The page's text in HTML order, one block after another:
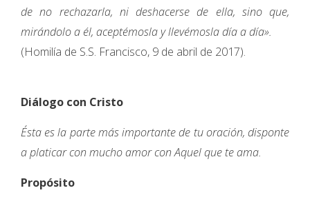
de no rechazarla, ni deshacerse de ella, sino que,
mirándolo a él, aceptémosla y llevémosla día a día».
(Homilía de S.S. Francisco, 9 de abril de 2017).
Diálogo con Cristo
Ésta es la parte más importante de tu oración, disponte
a platicar con mucho amor con Aquel que te ama.
Propósito